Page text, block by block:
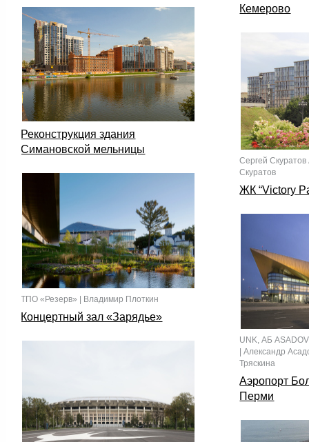
Кемерово
Реконструкция здания
Симановской мельницы
Сергей
Скуратов
ЖК “Victory
ТПО «Резерв» | Владимир Плоткин
Концертный зал «Зарядье»
UNK, АБ
| Александр
Тряскина
Аэропорт
Перми